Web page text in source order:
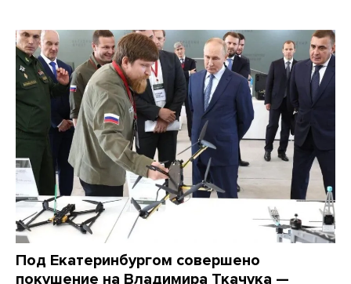
Под Екатеринбургом совершено
покушение на Владимира Ткачука —